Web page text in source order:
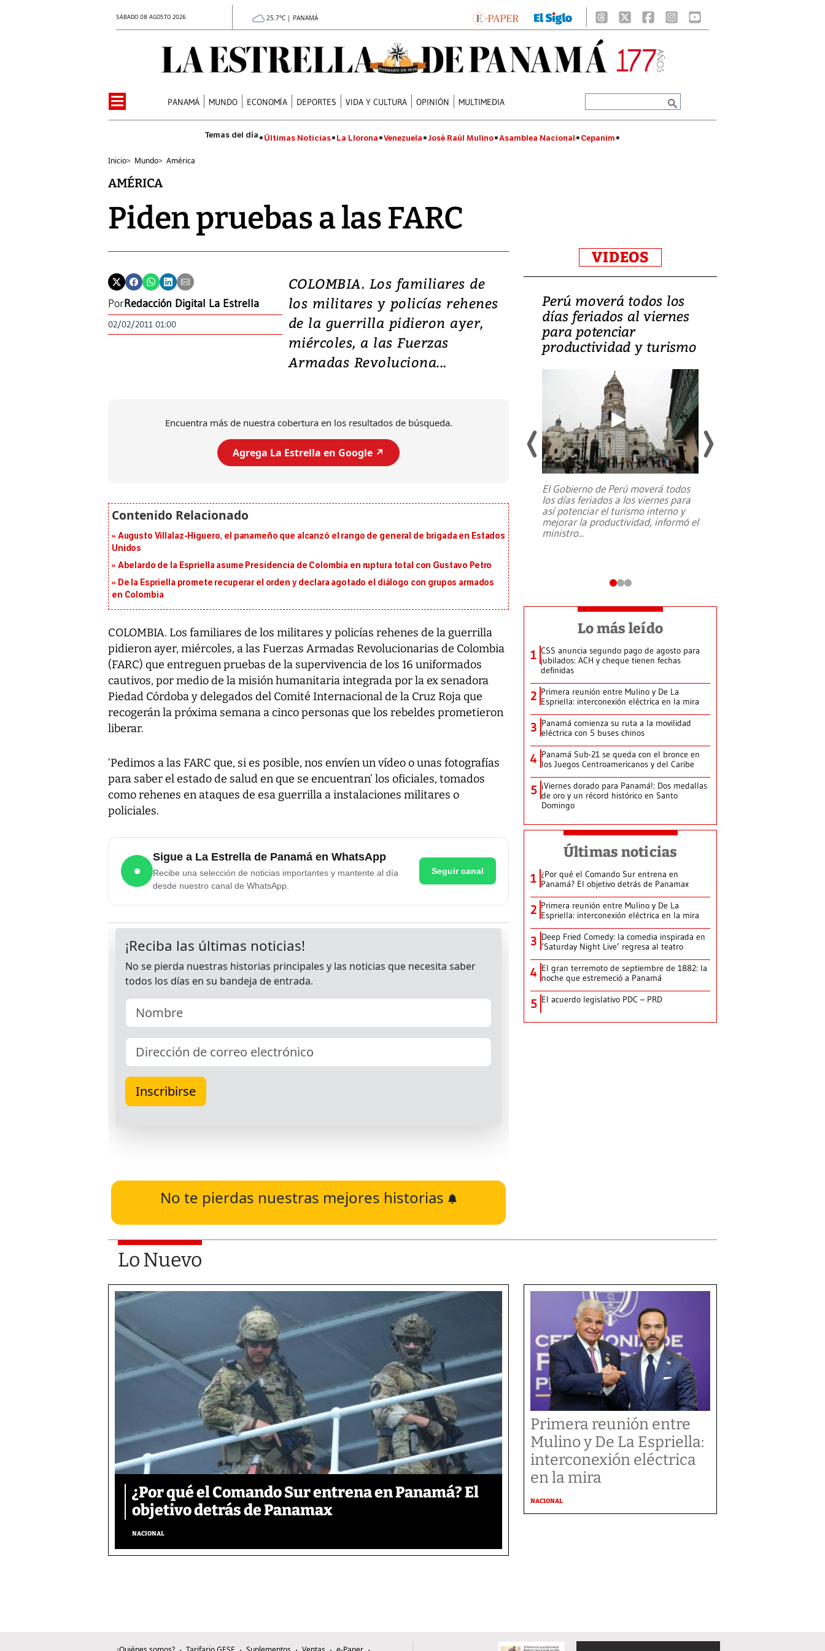
SÁBADO 08 AGOSTO 2026 25.7°C | PANAMÁ
PANAMÁ MUNDO ECONOMÍA DEPORTES VIDA Y CULTURA OPINIÓN MULTIMEDIA
Últimas Noticias La Llorona Venezuela José Raúl Mulino Asamblea Nacional Cepanim
Inicio> Mundo> América
AMÉRICA
Piden pruebas a las FARC
PorRedacción Digital La Estrella
02/02/2011 01:00
COLOMBIA. Los familiares de
los militares y policías rehenes
de la guerrilla pidieron ayer,
miércoles, a las Fuerzas
Armadas Revoluciona...
Encuentra más de nuestra cobertura en los resultados de búsqueda.
Agrega La Estrella en Google ↗️
Augusto Villalaz-Higuero, el panameño que alcanzó el rango de general de brigada en Estados
Unidos
Abelardo de la Espriella asume Presidencia de Colombia en ruptura total con Gustavo Petro
De la Espriella promete recuperar el orden y declara agotado el diálogo con grupos armados
en Colombia
COLOMBIA. Los familiares de los militares y policías rehenes de la guerrilla
pidieron ayer, miércoles, a las Fuerzas Armadas Revolucionarias de Colombia
(FARC) que entreguen pruebas de la supervivencia de los 16 uniformados
cautivos, por medio de la misión humanitaria integrada por la ex senadora
Piedad Córdoba y delegados del Comité Internacional de la Cruz Roja que
recogerán la próxima semana a cinco personas que los rebeldes prometieron
liberar.
‘Pedimos a las FARC que, si es posible, nos envíen un vídeo o unas fotografías
para saber el estado de salud en que se encuentran’ los oficiales, tomados
como rehenes en ataques de esa guerrilla a instalaciones militares o
policiales.
●
Sigue a La Estrella de Panamá en WhatsApp
Recibe una selección de noticias importantes y mantente al día
desde nuestro canal de WhatsApp.
Seguir canal
No te pierdas nuestras mejores historias
VIDEOS
Video: Lula lanza su
candidatura con
promesas de inversión
en defensa, educación y
tierras raras
Entre recuerdos y escuetas
da Silva, oficializó este domingo su
Perú moverá todos los
días feriados al viernes
para potenciar
productividad y turismo
El Gobierno de Perú moverá todos
los días feriados a los viernes para
así potenciar el turismo interno y
mejorar la productividad, informó el
ministro...
Lo más leído
1 CSS anuncia segundo pago de agosto para
jubilados: ACH y cheque tienen fechas
definidas
2 Primera reunión entre Mulino y De La
Espriella: interconexión eléctrica en la mira
3 Panamá comienza su ruta a la movilidad
eléctrica con 5 buses chinos
4 Panamá Sub-21 se queda con el bronce en
los Juegos Centroamericanos y del Caribe
5 ¡Viernes dorado para Panamá!: Dos medallas
de oro y un récord histórico en Santo
Domingo
Últimas noticias
1 ¿Por qué el Comando Sur entrena en
Panamá? El objetivo detrás de Panamax
2 Primera reunión entre Mulino y De La
Espriella: interconexión eléctrica en la mira
3 Deep Fried Comedy: la comedia inspirada en
‘Saturday Night Live’ regresa al teatro
4 El gran terremoto de septiembre de 1882: la
noche que estremeció a Panamá
5 El acuerdo legislativo PDC – PRD
Lo Nuevo
¿Por qué el Comando Sur entrena en Panamá? El
objetivo detrás de Panamax
NACIONAL
Primera reunión entre
Mulino y De La Espriella:
interconexión eléctrica
en la mira
NACIONAL